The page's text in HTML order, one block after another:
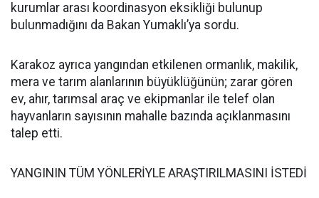
kurumlar arası koordinasyon eksikliği bulunup
bulunmadığını da Bakan Yumaklı’ya sordu.
Karakoz ayrıca yangından etkilenen ormanlık, makilik,
mera ve tarım alanlarının büyüklüğünün; zarar gören
ev, ahır, tarımsal araç ve ekipmanlar ile telef olan
hayvanların sayısının mahalle bazında açıklanmasını
talep etti.
YANGININ TÜM YÖNLERİYLE ARAŞTIRILMASINI İSTEDİ